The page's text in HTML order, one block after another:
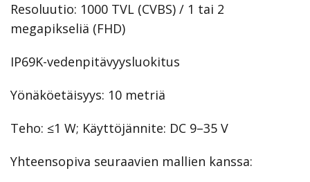
Resoluutio: 1000 TVL (CVBS) / 1 tai 2
megapikseliä (FHD)
IP69K-vedenpitävyysluokitus
Yönäköetäisyys: 10 metriä
Teho: ≤1 W; Käyttöjännite: DC 9–35 V
Yhteensopiva seuraavien mallien kanssa: